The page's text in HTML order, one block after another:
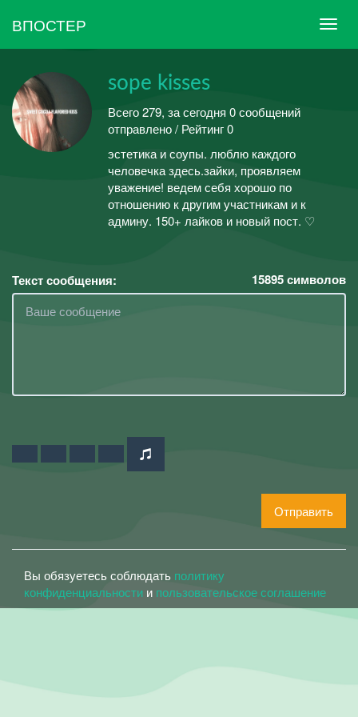
ВПОСТЕР
sope kisses
Всего 279, за сегодня 0 сообщений
отправлено / Рейтинг 0
эстетика и соупы. люблю каждого
человечка здесь.зайки, проявляем
уважение! ведем себя хорошо по
отношению к другим участникам и к
админу. 150+ лайков и новый пост. ♡
Текст сообщения: 15895символов
Отправить
Вы обязуетесь соблюдать политику
конфиденциальности и пользовательское соглашение